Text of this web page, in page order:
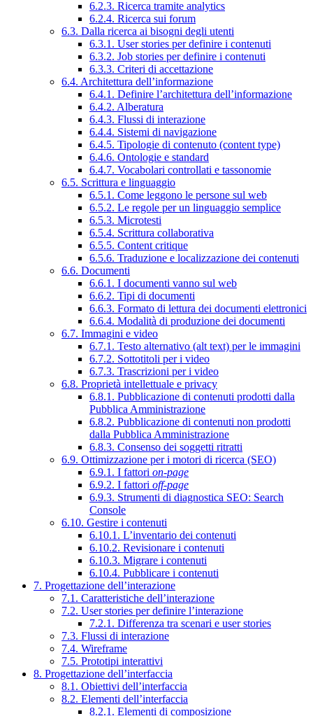
6.2.3. Ricerca tramite analytics
6.2.4. Ricerca sui forum
6.3. Dalla ricerca ai bisogni degli utenti
6.3.1. User stories per definire i contenuti
6.3.2. Job stories per definire i contenuti
6.3.3. Criteri di accettazione
6.4. Architettura dell’informazione
6.4.1. Definire l’architettura dell’informazione
6.4.2. Alberatura
6.4.3. Flussi di interazione
6.4.4. Sistemi di navigazione
6.4.5. Tipologie di contenuto (content type)
6.4.6. Ontologie e standard
6.4.7. Vocabolari controllati e tassonomie
6.5. Scrittura e linguaggio
6.5.1. Come leggono le persone sul web
6.5.2. Le regole per un linguaggio semplice
6.5.3. Microtesti
6.5.4. Scrittura collaborativa
6.5.5. Content critique
6.5.6. Traduzione e localizzazione dei contenuti
6.6. Documenti
6.6.1. I documenti vanno sul web
6.6.2. Tipi di documenti
6.6.3. Formato di lettura dei documenti elettronici
6.6.4. Modalità di produzione dei documenti
6.7. Immagini e video
6.7.1. Testo alternativo (alt text) per le immagini
6.7.2. Sottotitoli per i video
6.7.3. Trascrizioni per i video
6.8. Proprietà intellettuale e privacy
6.8.1. Pubblicazione di contenuti prodotti dalla
Pubblica Amministrazione
6.8.2. Pubblicazione di contenuti non prodotti
dalla Pubblica Amministrazione
6.8.3. Consenso dei soggetti ritratti
6.9. Ottimizzazione per i motori di ricerca (SEO)
6.9.1. I fattori on-page
6.9.2. I fattori off-page
6.9.3. Strumenti di diagnostica SEO: Search
Console
6.10. Gestire i contenuti
6.10.1. L’inventario dei contenuti
6.10.2. Revisionare i contenuti
6.10.3. Migrare i contenuti
6.10.4. Pubblicare i contenuti
7. Progettazione dell’interazione
7.1. Caratteristiche dell’interazione
7.2. User stories per definire l’interazione
7.2.1. Differenza tra scenari e user stories
7.3. Flussi di interazione
7.4. Wireframe
7.5. Prototipi interattivi
8. Progettazione dell’interfaccia
8.1. Obiettivi dell’interfaccia
8.2. Elementi dell’interfaccia
8.2.1. Elementi di composizione